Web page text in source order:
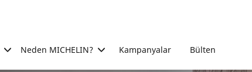
Neden MICHELIN? Kampanyalar Bülten